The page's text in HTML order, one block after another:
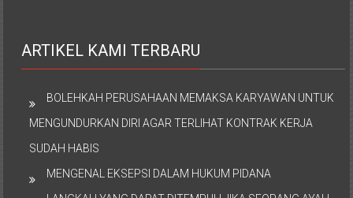
ARTIKEL KAMI TERBARU
BOLEHKAH PERUSAHAAN MEMAKSA KARYAWAN UNTUK
MENGUNDURKAN DIRI AGAR TERLIHAT KONTRAK KERJA
SUDAH HABIS
MENGENAL EKSEPSI DALAM HUKUM PIDANA